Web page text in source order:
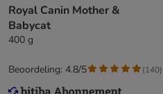
Royal Canin Mother &
Babycat
400 g
Beoordeling: 4.8/5 (140)